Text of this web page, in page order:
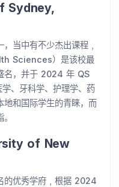
Sydney,
当中有不少杰出课程﹐
Sciences）是该校最
名，并于 2024 年 QS
、牙科学、护理学、药
地和国际学生的青睐，而
of New
的优秀学府﹐根据 2024